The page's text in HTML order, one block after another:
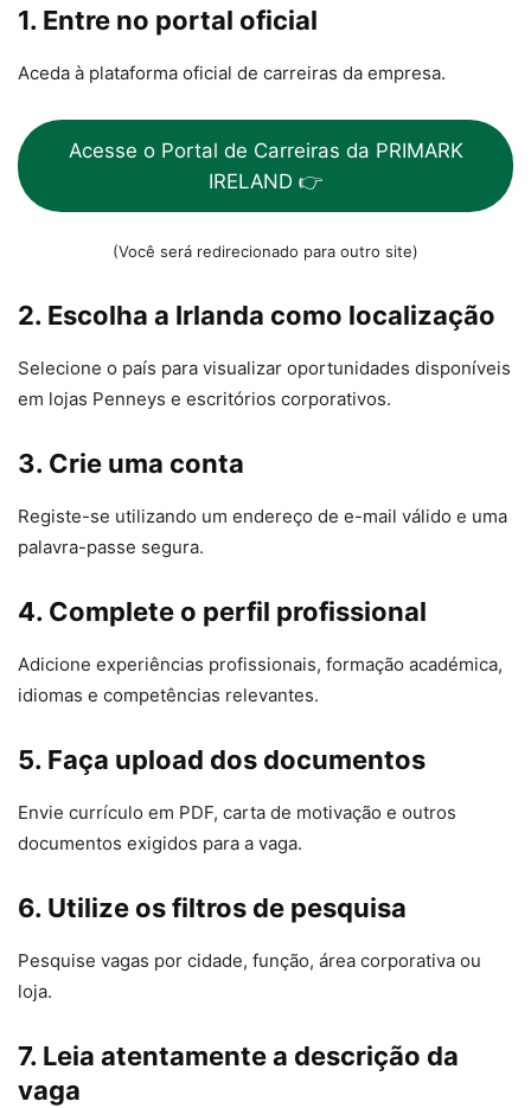
1. Entre no portal oficial
Aceda à plataforma oficial de carreiras da empresa.
Acesse o Portal de Carreiras da PRIMARK
IRELAND 👉
(Você será redirecionado para outro site)
2. Escolha a Irlanda como localização
Selecione o país para visualizar oportunidades disponíveis
em lojas Penneys e escritórios corporativos.
3. Crie uma conta
Registe-se utilizando um endereço de e-mail válido e uma
palavra-passe segura.
4. Complete o perfil profissional
Adicione experiências profissionais, formação académica,
idiomas e competências relevantes.
5. Faça upload dos documentos
Envie currículo em PDF, carta de motivação e outros
documentos exigidos para a vaga.
6. Utilize os filtros de pesquisa
Pesquise vagas por cidade, função, área corporativa ou
loja.
7. Leia atentamente a descrição da
vaga